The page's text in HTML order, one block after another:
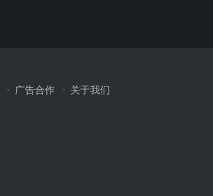
广告合作 关于我们